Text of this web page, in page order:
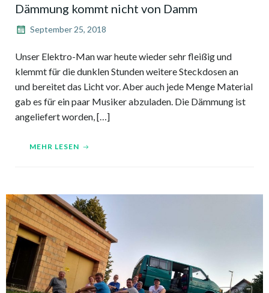
Dämmung kommt nicht von Damm
September 25, 2018
Unser Elektro-Man war heute wieder sehr fleißig und
klemmt für die dunklen Stunden weitere Steckdosen an
und bereitet das Licht vor. Aber auch jede Menge Material
gab es für ein paar Musiker abzuladen. Die Dämmung ist
angeliefert worden, […]
MEHR LESEN